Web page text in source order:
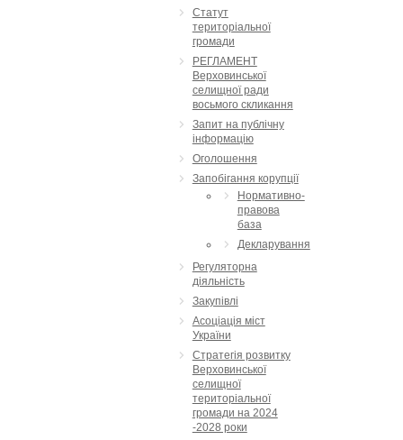
Статут
територіальної
громади
РЕГЛАМЕНТ
Верховинської
селищної ради
восьмого скликання
Запит на публічну
інформацію
Оголошення
Запобігання корупції
Нормативно-
правова
база
Декларування
Регуляторна
діяльність
Закупівлі
Асоціація міст
України
Стратегія розвитку
Верховинської
селищної
територіальної
громади на 2024
-2028 роки